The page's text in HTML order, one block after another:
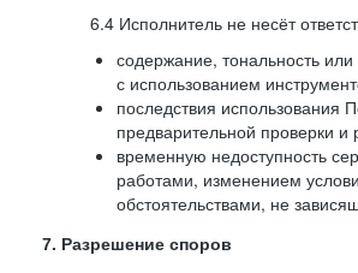
6.4 Исполнитель не несёт
содержание, тональность
с использованием
последствия использования
предварительной проверки и
временную недоступность
работами, изменением
обстоятельствами, не
7. Разрешение споров